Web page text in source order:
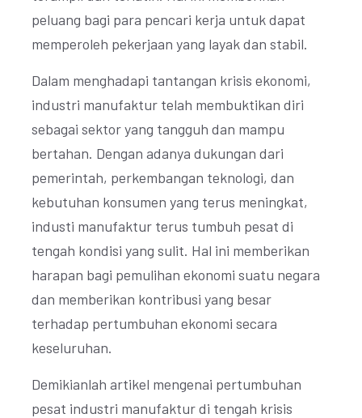
peluang bagi para pencari kerja untuk dapat
memperoleh pekerjaan yang layak dan stabil.
Dalam menghadapi tantangan krisis ekonomi,
industri manufaktur telah membuktikan diri
sebagai sektor yang tangguh dan mampu
bertahan. Dengan adanya dukungan dari
pemerintah, perkembangan teknologi, dan
kebutuhan konsumen yang terus meningkat,
industi manufaktur terus tumbuh pesat di
tengah kondisi yang sulit. Hal ini memberikan
harapan bagi pemulihan ekonomi suatu negara
dan memberikan kontribusi yang besar
terhadap pertumbuhan ekonomi secara
keseluruhan.
Demikianlah artikel mengenai pertumbuhan
pesat industri manufaktur di tengah krisis